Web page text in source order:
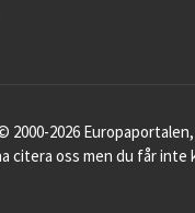
2000-2026
citera oss men du får